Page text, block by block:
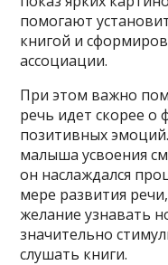
помогают
книгой и
ассоциации.
При этом важно
речь идет скорее о
позитивных
малыша усвоения
он наслаждался
мере развития
желание узнавать
значительно
слушать книги.